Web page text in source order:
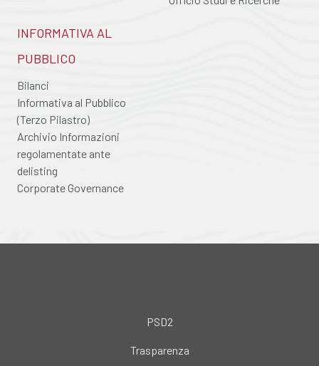
INFORMATIVA AL
PUBBLICO
Bilanci
Informativa al Pubblico
(Terzo Pilastro)
Archivio Informazioni
regolamentate ante
delisting
Corporate Governance
PSD2
Trasparenza